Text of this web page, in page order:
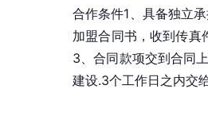
合作条件1、具备独立
加盟合同书，收到传真
3、合同款项交到合同
建设.3个工作日之内交